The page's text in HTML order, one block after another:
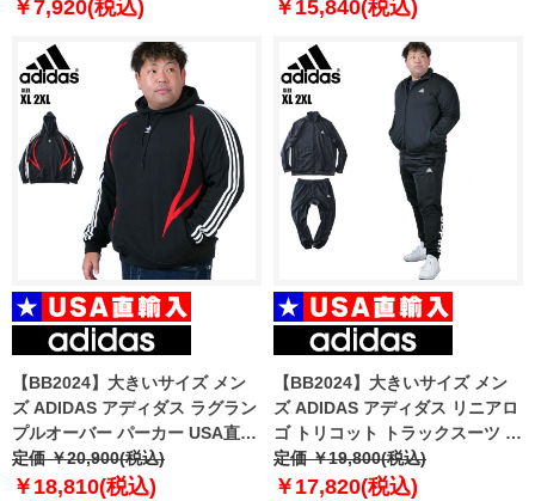
￥7,920(税込) ￥15,840(税込)
【BB2024】大きいサイズ メン
ズ ADIDAS アディダス ラグラン
プルオーバー パーカー USA直輸
入 ix9644
定価 ￥20,900(税込)
￥18,810(税込)
【BB2024】大きいサイズ メン
ズ ADIDAS アディダス リニアロ
ゴ トリコット トラックスーツ ジ
ャージ 上下セット USA直輸入
ic6775
定価 ￥19,800(税込)
￥17,820(税込)